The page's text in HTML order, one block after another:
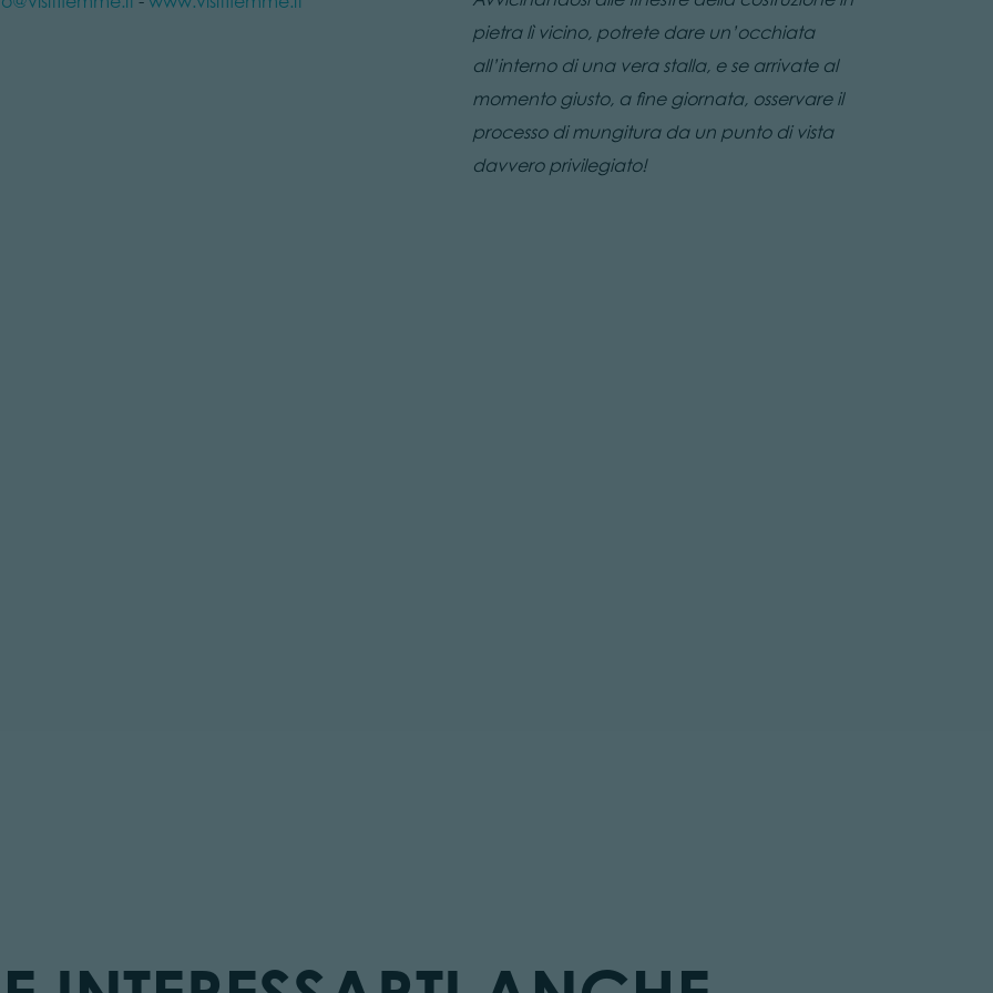
pietra lì vicino, potrete dare un’occhiata
all’interno di una vera stalla, e se arrivate al
momento giusto, a fine giornata, osservare il
processo di mungitura da un punto di vista
davvero privilegiato!